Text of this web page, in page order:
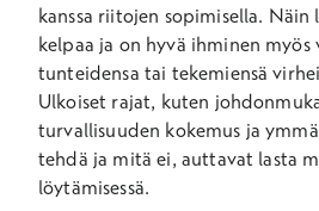
kanssa riitojen sopimisella.
kelpaa ja on hyvä ihminen myös
tunteidensa tai tekemiensä
Ulkoiset rajat, kuten
turvallisuuden kokemus ja
tehdä ja mitä ei, auttavat lasta
löytämisessä.